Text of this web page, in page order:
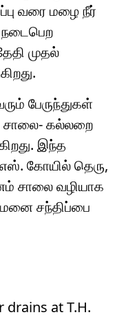
வரை மழை நீர்
முதல்
பேருந்துகள்
சாலை- கல்லறை
இந்த
கோயில் தெரு,
சாலை வழியாக
சந்திப்பை
at T.H.